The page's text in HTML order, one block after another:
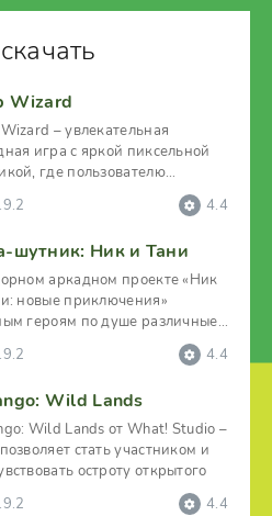
Wizard
– увлекательная
игра с яркой пиксельной
где пользователю
исполнить роль
4.4
шутник: Ник и Тани
аркадном проекте «Ник
новые приключения»
героям по душе различные
состязания и
4.4
Wild Lands
Wild Lands от What! Studio –
стать участником и
остроту открытого
4.4